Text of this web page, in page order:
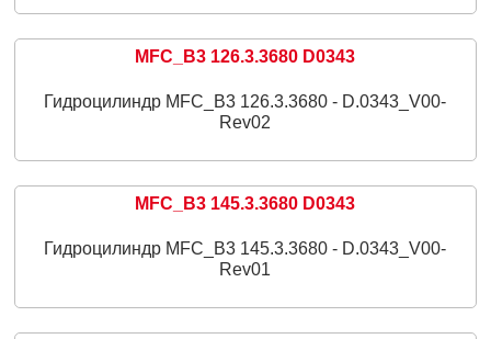
MFC_B3 126.3.3680 D0343
Гидроцилиндр MFC_B3 126.3.3680 - D.0343_V00-
Rev02
MFC_B3 145.3.3680 D0343
Гидроцилиндр MFC_B3 145.3.3680 - D.0343_V00-
Rev01